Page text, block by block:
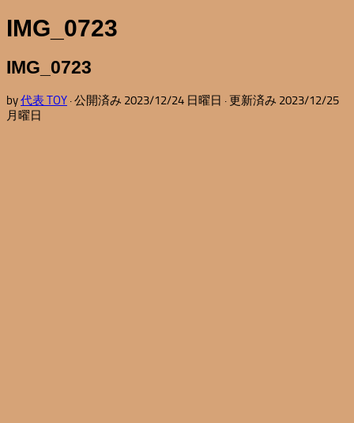
IMG_0723
IMG_0723
by代表 TOY · 公開済み 2023/12/24 日曜日 · 更新済み 2023/12/25
月曜日